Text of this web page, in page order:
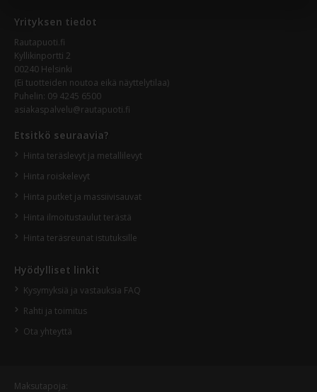
Yrityksen tiedot
Rautapuoti.fi
Kyllikinportti 2
00240 Helsinki
(Ei tuotteiden noutoa eikä näyttelytilaa)
Puhelin: 09 4245 6500
asiakaspalvelu@rautapuoti.fi
Etsitkö seuraavia?
Hinta teräslevyt ja metallilevyt
Hinta roiskelevyt
Hinta putket ja massiivisauvat
Hinta ilmoitustaulut terästä
Hinta teräsreunat istutuksille
Hyödylliset linkit
Kysymyksiä ja vastauksia FAQ
Rahti ja toimitus
Ota yhteyttä
Maksutapoja: